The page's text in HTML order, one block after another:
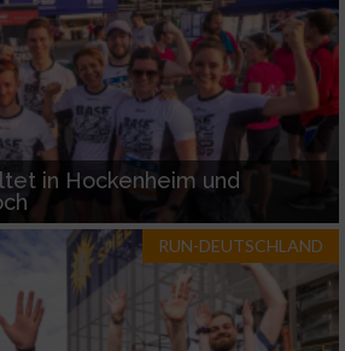
in Hockenheim und
RUN-DEUTSCHLAND